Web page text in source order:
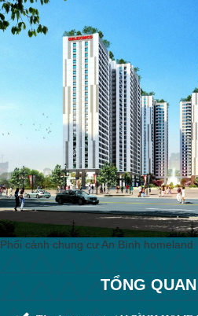
Phối cảnh chung cư An Bình homeland
TỔNG
Tên thương mại: AN BÌNH HOME
Địa điểm xây dựng: KĐT